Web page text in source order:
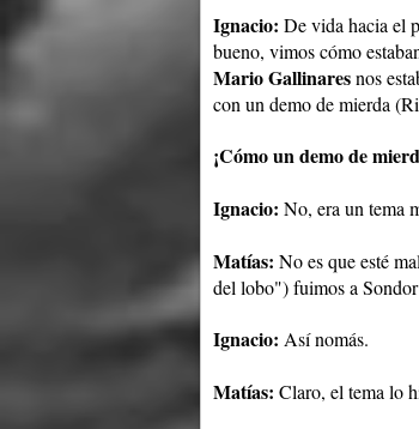
Ignacio: De vida hacia el
bueno, vimos cómo
Mario Gallinaresnos
con un demo de mierda
¡Cómo un demo de
Ignacio: No, era un tema
Matías: No es que esté
del lobo") fuimos a
Ignacio: Así nomás.
Matías: Claro, el tema lo